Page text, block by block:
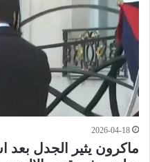
2026-04-18
ماكرون يثير الجدل بعد